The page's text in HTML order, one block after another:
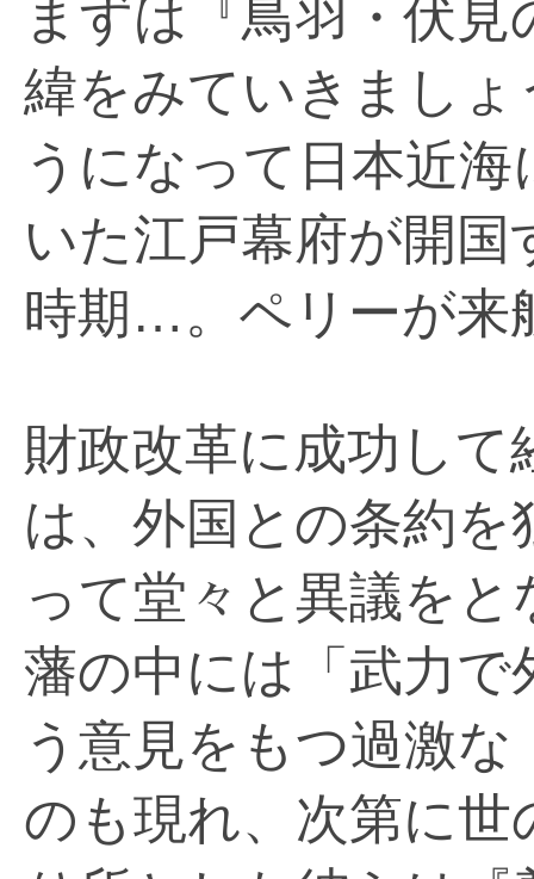
まずは『鳥羽・伏
緯をみていきまし
うになって日本近
いた江戸幕府が開
時期…。ペリーが来
財政改革に成功し
は、外国との条約
って堂々と異議を
藩の中には「武力
う意見をもつ過激
のも現れ、次第に